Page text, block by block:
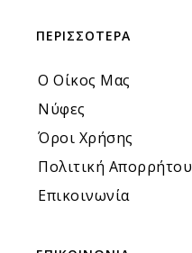
ΠΕΡΙΣΣΟΤΕΡΑ
Ο Οίκος Μας
Νύφες
Όροι Χρήσης
Πολιτική Απορρήτου
Επικοινωνία